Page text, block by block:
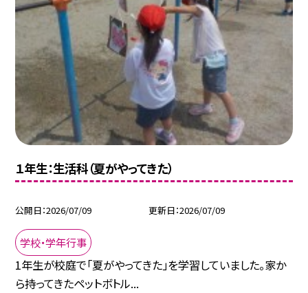
１年生：生活科（夏がやってきた）
公開日 2026/07/09 更新日 2026/07/09
学校・学年行事
1年生が校庭で「夏がやってきた」を学習していました。家か
ら持ってきたペットボトル...